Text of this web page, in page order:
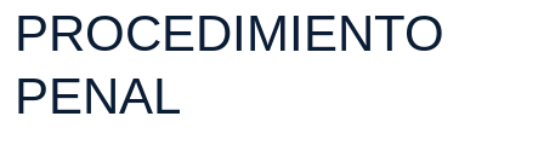
PROCEDIMIENTO
PENAL